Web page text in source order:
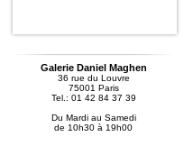
Galerie Daniel Maghen
36 rue du Louvre
75001 Paris
Tel.: 01 42 84 37 39
Du Mardi au Samedi
de 10h30 à 19h00